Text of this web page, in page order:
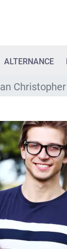
ALTERNANCE
Christopher